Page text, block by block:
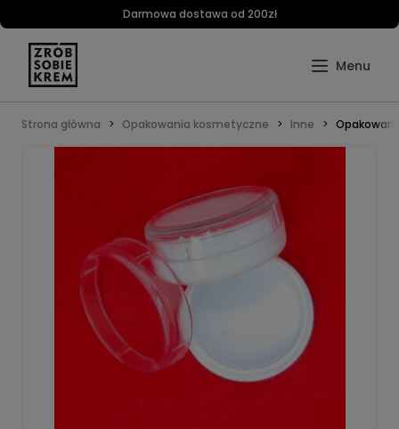
Darmowa dostawa od 200zł
Strona główna Opakowania kosmetyczne Inne